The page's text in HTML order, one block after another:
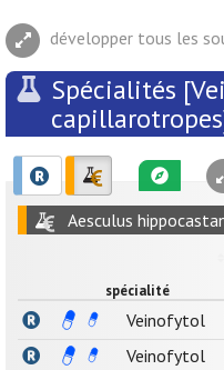
développer tous les
Spécialités
Aesculus
spécialité
Veinofytol
Veinofytol